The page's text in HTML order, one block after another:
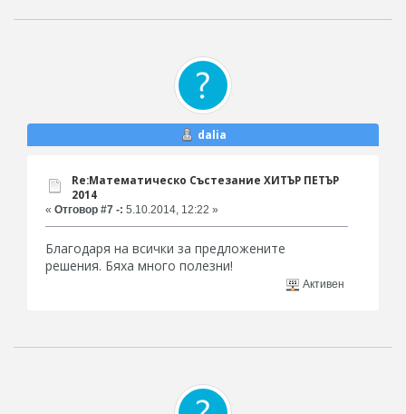
dalia
Re:Математическо Състезание ХИТЪР ПЕТЪР
2014
« Отговор #7 -: 5.10.2014, 12:22 »
Благодаря на всички за предложените
решения. Бяха много полезни!
Активен